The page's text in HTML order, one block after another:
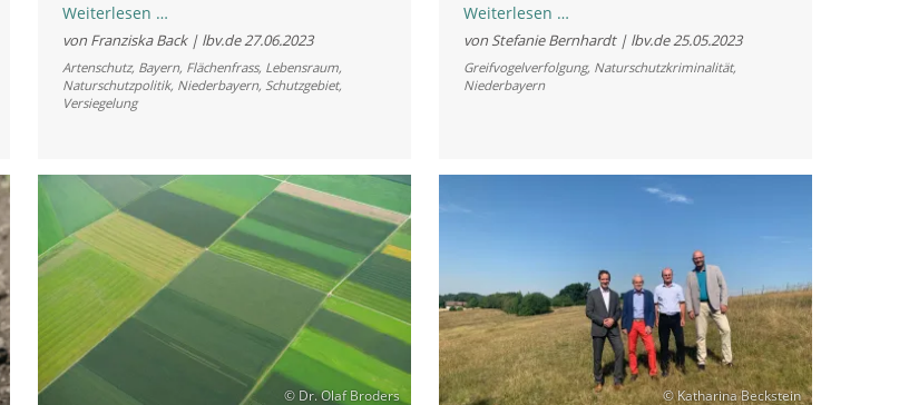
Weiterlesen …
LBV
bedauert
Entscheidung
von Franziska Back | lbv.de27.06.2023
Artenschutz, Bayern, Flächenfrass, Lebensraum,
Naturschutzpolitik, Niederbayern, Schutzgebiet,
Versiegelung
Weiterlesen …
Fall
im
stirbt
von Stefanie Bernhardt | lbv.de25.05.2023
Greifvogelverfolgung, Naturschutzkriminalität,
Niederbayern
© Dr. Olaf Broders © Katharina Beckstein